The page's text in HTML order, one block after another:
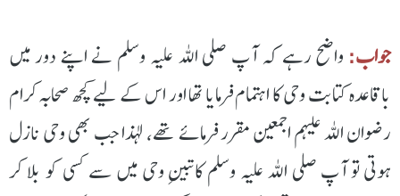
جواب: واضح رہے کہ آپ صلی اللہ علیہ وسلم نے اپنے دور میں
باقاعدہ کتابت وحی کا اہتمام فرمایا تھا اور اس کے لیے کچھ صحابہ کرام
رضوان اللہ علیہم اجمعین مقرر فرمائے تھے، لہذا جب بھی وحی نازل
ہوتی تو آپ صلی اللہ علیہ وسلم کاتبینِ وحی میں سے کسی کو بلا کر